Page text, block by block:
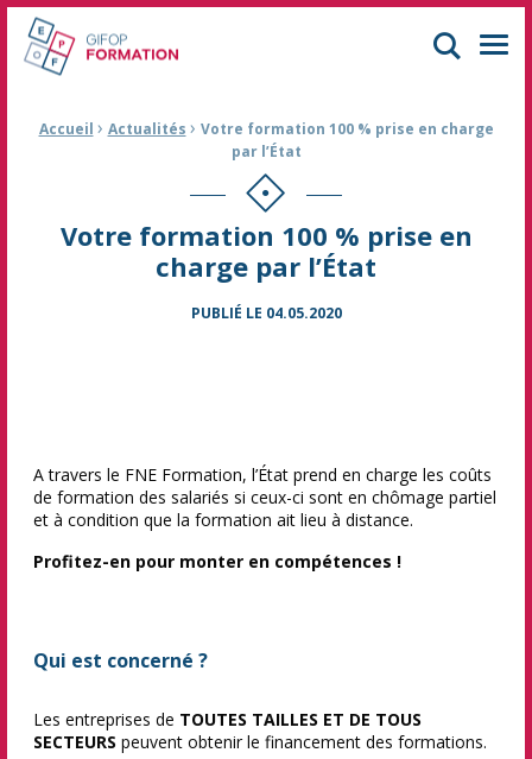
GIFOP Formation Centre de formation continue à Mulhouse
Fil d'Ariane :
Accueil › Actualités › Votre formation 100 % prise en charge
par l’État
Votre formation 100 % prise en
charge par l’État
PUBLIÉ LE 04.05.2020
A travers le FNE Formation, l’État prend en charge les coûts
de formation des salariés si ceux-ci sont en chômage partiel
et à condition que la formation ait lieu à distance.
Profitez-en pour monter en compétences !
Qui est concerné ?
Les entreprises de TOUTES TAILLES ET DE TOUS
SECTEURS peuvent obtenir le financement des formations.